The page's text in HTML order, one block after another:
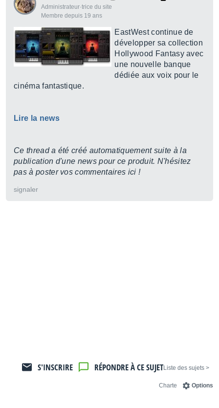
Administrateur·trice du site
Membre depuis 19 ans
EastWest continue de
développer sa collection
Hollywood Fantasy avec
une nouvelle banque
dédiée aux voix pour le
cinéma fantastique.
Lire la news
Ce thread a été créé automatiquement suite à la
publication d'une news pour ce produit. N'hésitez
pas à poster vos commentaires ici !
signaler
< Liste des sujets
RÉPONDRE À CE SUJET
S'INSCRIRE
Options
Charte